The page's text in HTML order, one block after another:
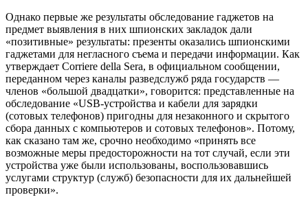
Однако первые же результаты обследование гаджетов на
предмет выявления в них шпионских закладок дали
«позитивные» результаты: презенты оказались шпионскими
гаджетами для негласного съема и передачи информации. Как
утверждает Corriere della Sera, в официальном сообщении,
переданном через каналы разведслужб ряда государств —
членов «большой двадцатки», говорится: представленные на
обследование «USB-устройства и кабели для зарядки
(сотовых телефонов) пригодны для незаконного и скрытого
сбора данных с компьютеров и сотовых телефонов». Потому,
как сказано там же, срочно необходимо «принять все
возможные меры предосторожности на тот случай, если эти
устройства уже были использованы, воспользовавшись
услугами структур (служб) безопасности для их дальнейшей
проверки».